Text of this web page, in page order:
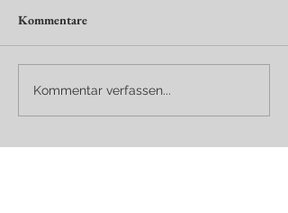
Kommentare
Kommentar verfassen...